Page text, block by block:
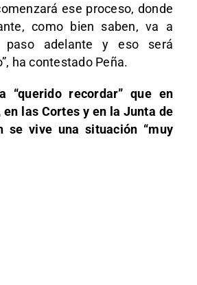
ese proceso, donde
como bien saben, va a
adelante y eso será
ha contestado Peña.
“querido recordar” que en
las Cortes y en la Junta de
se vive una situación “muy